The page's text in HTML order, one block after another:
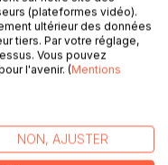
of your rearings
of insect
to-use management
(plateformes vidéo).
ultérieur des données
tiers. Par votre réglage,
Vous pouvez
l'avenir. (Mentions
NON, AJUSTER